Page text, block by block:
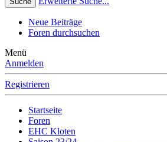
Neue Beiträge
Foren durchsuchen
Menü
Anmelden
Registrieren
Startseite
Foren
EHC Kloten